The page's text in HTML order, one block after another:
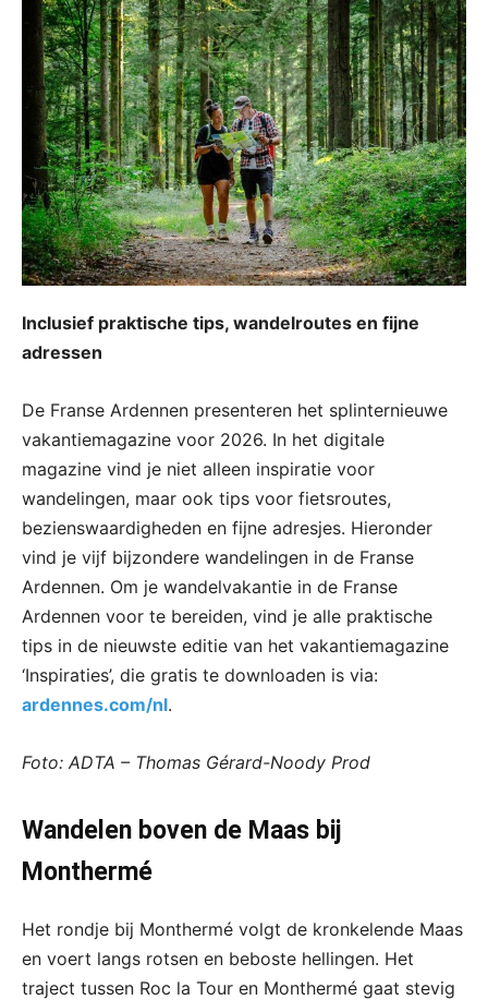
Inclusief praktische tips, wandelroutes en fijne
adressen
De Franse Ardennen presenteren het splinternieuwe
vakantiemagazine voor 2026. In het digitale
magazine vind je niet alleen inspiratie voor
wandelingen, maar ook tips voor fietsroutes,
bezienswaardigheden en fijne adresjes. Hieronder
vind je vijf bijzondere wandelingen in de Franse
Ardennen. Om je wandelvakantie in de Franse
Ardennen voor te bereiden, vind je alle praktische
tips in de nieuwste editie van het vakantiemagazine
‘Inspiraties’, die gratis te downloaden is via:
ardennes.com/nl.
Foto: ADTA – Thomas Gérard-Noody Prod
Wandelen boven de Maas bij
Monthermé
Het rondje bij Monthermé volgt de kronkelende Maas
en voert langs rotsen en beboste hellingen. Het
traject tussen Roc la Tour en Monthermé gaat stevig